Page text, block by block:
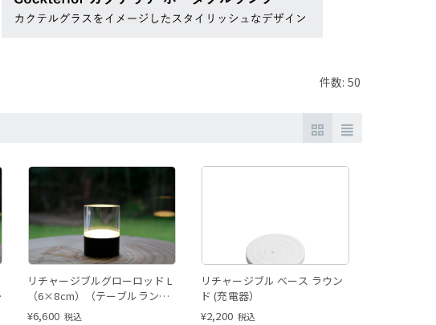
件数: 50
リチャージブルグローロッド L
（6×8cm）（テーブルラン
プ）
¥6,600 税込
リチャージブル ベース ラウン
ド (充電器）
¥2,200 税込